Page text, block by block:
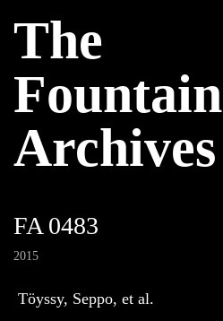
The
Fountain
Archives
FA 0483
2015
Töyssy, Seppo, et al.